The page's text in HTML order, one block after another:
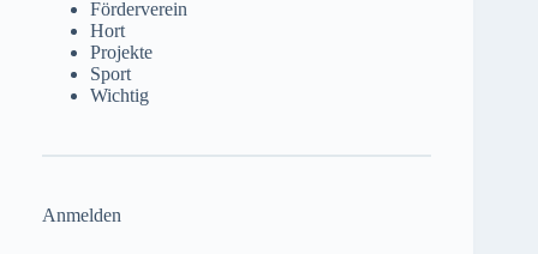
Förderverein
Hort
Projekte
Sport
Wichtig
Anmelden